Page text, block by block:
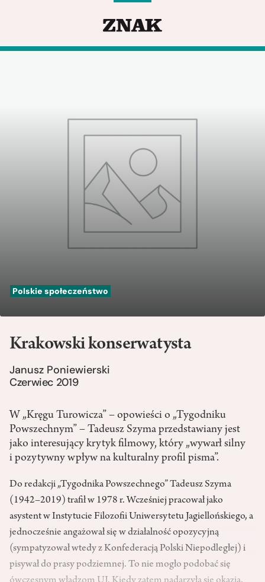
Polskie społeczeństwo
Krakowski konserwatysta
Janusz Poniewierski
Czerwiec 2019
W „Kręgu Turowicza” – opowieści o „Tygodniku
Powszechnym” – Tadeusz Szyma przedstawiany jest
jako interesujący krytyk filmowy, który „wywarł silny
i pozytywny wpływ na kulturalny profil pisma”.
Do redakcji „Tygodnika Powszechnego” Tadeusz Szyma
(1942–2019) trafił w 1978 r. Wcześniej pracował jako
asystent w Instytucie Filozofii Uniwersytetu Jagiellońskiego, a
jednocześnie angażował się w działalność opozycyjną
(sympatyzował wtedy z Konfederacją Polski Niepodległej) i
pisywał do prasy podziemnej. To nie mogło podobać się